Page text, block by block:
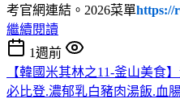
考官網連結。2026菜單https://
繼續閱讀
1週前
【韓國米其林之11-釜山美食
必比登.濃郁乳白豬肉湯飯.血